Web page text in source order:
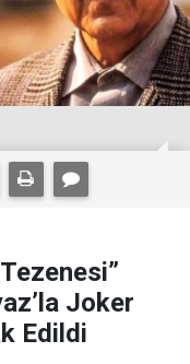
Joker
Edildi